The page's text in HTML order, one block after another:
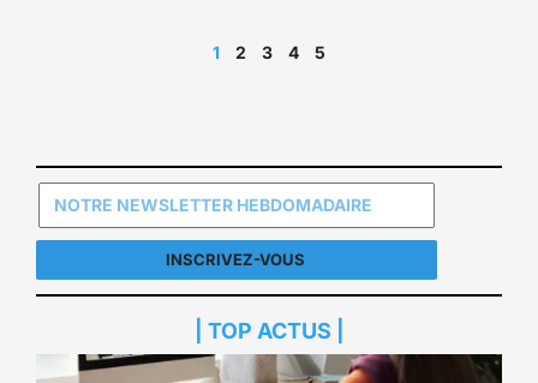
1 2 3 4 5
INSCRIVEZ-VOUS
| TOP ACTUS |